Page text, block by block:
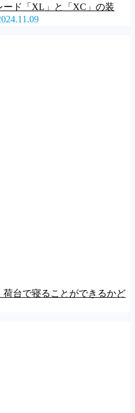
ード「XL」と「XC」の装
台で寝ることができるかど